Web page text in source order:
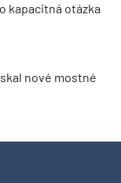
kapacitná otázka
nové mostné